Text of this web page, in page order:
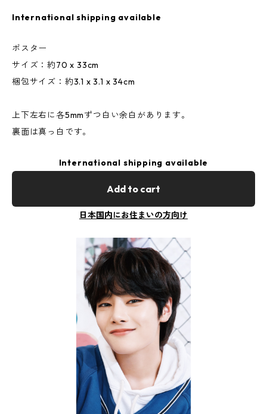
International shipping available
ポスター
サイズ：約70 x 33cm
梱包サイズ：約3.1 x 3.1 x 34cm
上下左右に各5mmずつ白い余白があります。
裏面は真っ白です。
International shipping available
Add to cart
日本国内にお住まいの方向け